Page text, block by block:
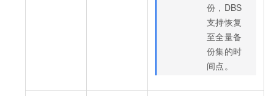
份，DBS
支持恢复
至全量备
份集的时
间点。